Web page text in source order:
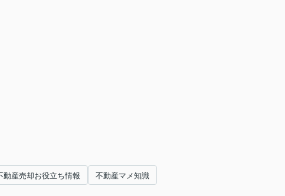
動産売却お役立ち情報 不動産マメ知識